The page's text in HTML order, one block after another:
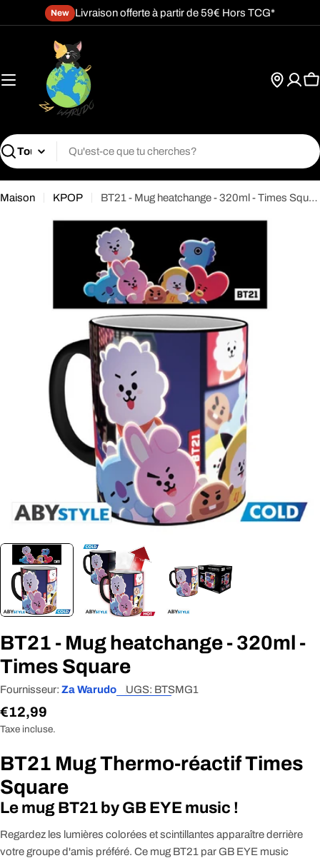
au
New Livraison offerte à partir de 59€ Hors TCG*
Recherche
Maison KPOP BT21 - Mug heatchange - 320ml - Times Square
le média 0 en mode modal
BT21 - Mug heatchange - 320ml -
Times Square
Fournisseur: Za Warudo UGS: BTSMG1
Prix
€12,99
Taxe incluse.
BT21 Mug Thermo-réactif Times
Square
Le mug BT21 by GB EYE music !
Regardez les lumières colorées et scintillantes apparaître derrière
votre groupe d'amis préféré. Ce mug BT21 par GB EYE music